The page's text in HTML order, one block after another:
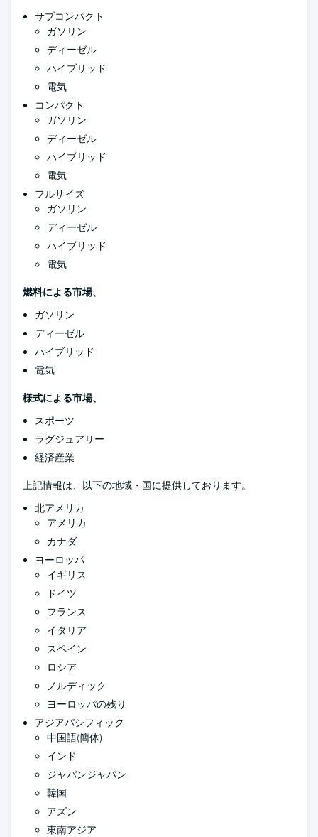
サブコンパクト
ガソリン
ディーゼル
ハイブリッド
電気
コンパクト
ガソリン
ディーゼル
ハイブリッド
電気
フルサイズ
ガソリン
ディーゼル
ハイブリッド
電気
燃料による市場、
ガソリン
ディーゼル
ハイブリッド
電気
様式による市場、
スポーツ
ラグジュアリー
経済産業
上記情報は、以下の地域・国に提供しております。
北アメリカ
アメリカ
カナダ
ヨーロッパ
イギリス
ドイツ
フランス
イタリア
スペイン
ロシア
ノルディック
ヨーロッパの残り
アジアパシフィック
中国語(簡体)
インド
ジャパンジャパン
韓国
アズン
東南アジア